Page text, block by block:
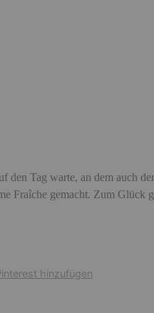
Tag warte, an dem auch
Fraîche gemacht. Zum Glück
hinzufügen